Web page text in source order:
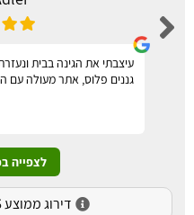
עיצבתי את הגינה בבית
גננים פלוס, אתר מעולה עם
לצפייה
דירוג ממוצע 4.6 לפי 347 דירוגים